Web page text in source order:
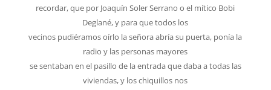
recordar, que por Joaquín Soler Serrano o el mítico Bobi
Deglané, y para que todos los
vecinos pudiéramos oírlo la señora abría su puerta, ponía la
radio y las personas mayores
se sentaban en el pasillo de la entrada que daba a todas las
viviendas, y los chiquillos nos